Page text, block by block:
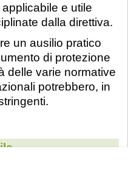
e utile
dalla direttiva.
un ausilio pratico
di protezione
delle varie normative
potrebbero, in